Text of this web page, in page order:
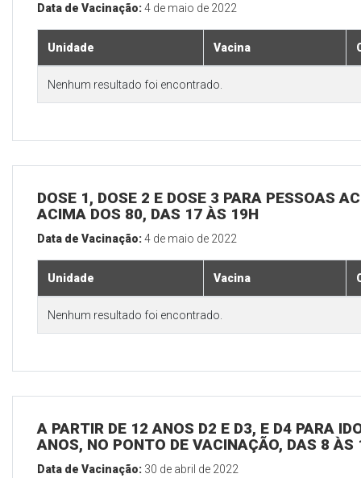
Data de Vacinação:4 de maio de 2022
Unidade Vacina
Nenhum resultado foi encontrado.
DOSE 1, DOSE 2 E DOSE 3 PARA PESSOAS
ACIMA DOS 80, DAS 17 ÀS 19H
Data de Vacinação:4 de maio de 2022
Unidade Vacina
Nenhum resultado foi encontrado.
A PARTIR DE 12 ANOS D2 E D3, E D4 PARA
ANOS, NO PONTO DE VACINAÇÃO, DAS 8 ÀS
Data de Vacinação: 30 de abril de 2022